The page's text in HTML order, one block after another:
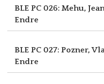
BLE PC 026: Mehu,
Endre
BLE PC 027: Pozner,
Endre